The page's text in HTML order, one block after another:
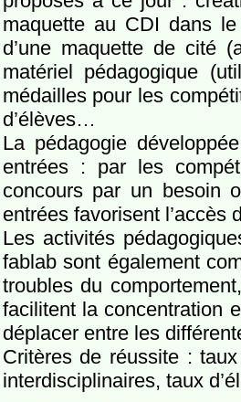
maquette au CDI dans
d’une maquette de cité
matériel pédagogique
médailles pour les
d’élèves…
La pédagogie
entrées : par les
concours par un besoin
entrées favorisent l’accès
Les activités
fablab sont également
troubles du
facilitent la concentration
déplacer entre les
Critères de réussite :
interdisciplinaires, taux